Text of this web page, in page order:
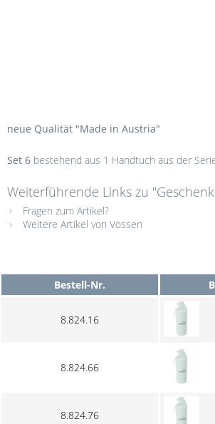
neue Qualität "Made in Austria"
Set 6 bestehend aus 1 Handtuch aus der
Weiterführende Links zu
Fragen zum Artikel?
Weitere Artikel von Vossen
Bestell-Nr.
8.824.16
8.824.66
8.824.76